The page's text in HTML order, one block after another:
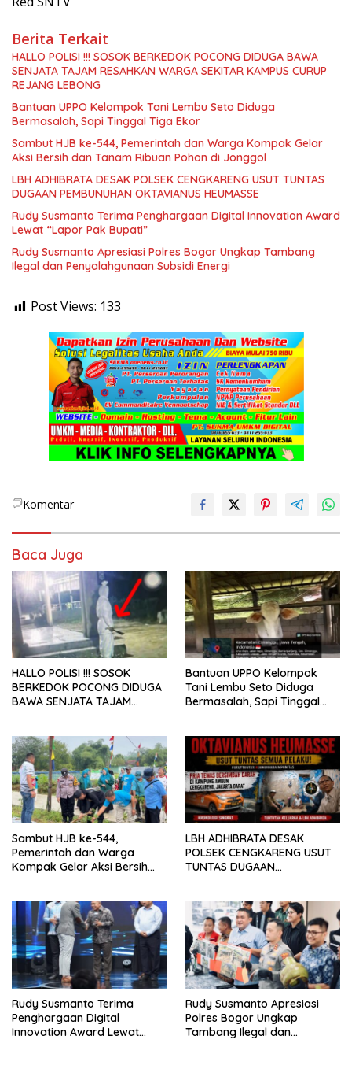
Berita Terkait
HALLO POLISI !!! SOSOK BERKEDOK POCONG DIDUGA BAWA
SENJATA TAJAM RESAHKAN WARGA SEKITAR KAMPUS CURUP
REJANG LEBONG
Bantuan UPPO Kelompok Tani Lembu Seto Diduga
Bermasalah, Sapi Tinggal Tiga Ekor
Sambut HJB ke-544, Pemerintah dan Warga Kompak Gelar
Aksi Bersih dan Tanam Ribuan Pohon di Jonggol
LBH ADHIBRATA DESAK POLSEK CENGKARENG USUT TUNTAS
DUGAAN PEMBUNUHAN OKTAVIANUS HEUMASSE
Rudy Susmanto Terima Penghargaan Digital Innovation Award
Lewat “Lapor Pak Bupati”
Rudy Susmanto Apresiasi Polres Bogor Ungkap Tambang
Ilegal dan Penyalahgunaan Subsidi Energi
Post Views: 133
Komentar
Baca Juga
HALLO POLISI !!! SOSOK
BERKEDOK POCONG DIDUGA
BAWA SENJATA TAJAM
LEBONG
Bantuan UPPO Kelompok
Tani Lembu Seto Diduga
Bermasalah, Sapi Tinggal
Sambut HJB ke-544,
Pemerintah dan Warga
Kompak Gelar Aksi Bersih
LBH ADHIBRATA DESAK
POLSEK CENGKARENG USUT
TUNTAS DUGAAN
Rudy Susmanto Terima
Penghargaan Digital
Innovation Award Lewat
Rudy Susmanto Apresiasi
Polres Bogor Ungkap
Tambang Ilegal dan